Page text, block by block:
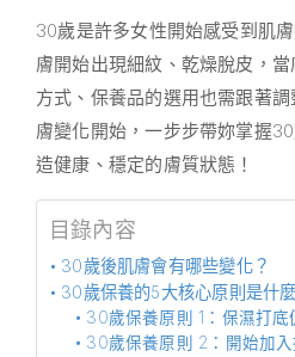
30歲是許多女性開始感受到肌
膚開始出現細紋、乾燥脫皮，
方式、保養品的選用也需跟著
膚變化開始，一步步帶妳掌握
造健康、穩定的膚質狀態！
目錄內容
30歲後肌膚會有哪些變化？
30歲保養的5大核心原則是什
30歲保養原則 1：保濕打底
30歲保養原則 2：開始加